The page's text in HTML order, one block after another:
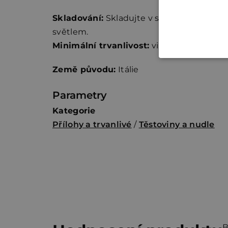
Skladování: Skladujte v suchu a
světlem.
Minimální trvanlivost: viz obal
Země původu: Itálie
Parametry
Kategorie
Přílohy a trvanlivé / Těstoviny a nudle